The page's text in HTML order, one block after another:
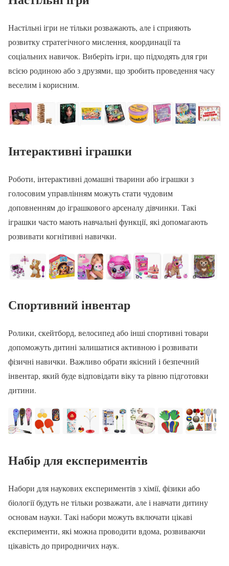
Настільні ігри не тільки розважають, але і сприяють
розвитку стратегічного мислення, координації та
соціальних навичок. Виберіть ігри, що підходять для гри
всією родиною або з друзями, що зробить проведення часу
веселим і корисним.
Інтерактивні іграшки
Роботи, інтерактивні домашні тварини або іграшки з
голосовим управлінням можуть стати чудовим
доповненням до іграшкового арсеналу дівчинки. Такі
іграшки часто мають навчальні функції, які допомагають
розвивати когнітивні навички.
Спортивний інвентар
Ролики, скейтборд, велосипед або інші спортивні товари
допоможуть дитині залишатися активною і розвивати
фізичні навички. Важливо обрати якісний і безпечний
інвентар, який буде відповідати віку та рівню підготовки
дитини.
Набір для експериментів
Набори для наукових експериментів з хімії, фізики або
біології будуть не тільки розважати, але і навчати дитину
основам науки. Такі набори можуть включати цікаві
експерименти, які можна проводити вдома, розвиваючи
цікавість до природничих наук.